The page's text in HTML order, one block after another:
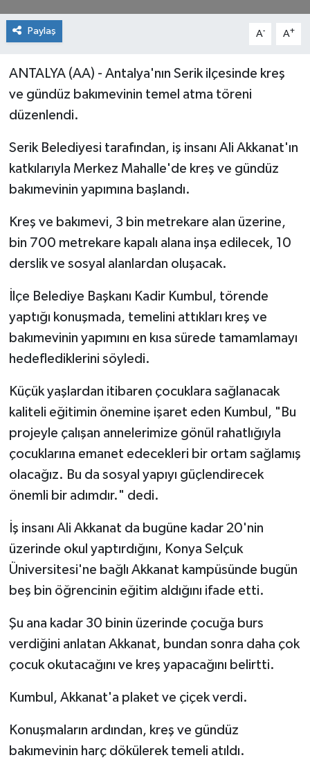
Paylaş A- A+
ANTALYA (AA) - Antalya'nın Serik ilçesinde kreş
ve gündüz bakımevinin temel atma töreni
düzenlendi.
Serik Belediyesi tarafından, iş insanı Ali Akkanat'ın
katkılarıyla Merkez Mahalle'de kreş ve gündüz
bakımevinin yapımına başlandı.
Kreş ve bakımevi, 3 bin metrekare alan üzerine,
bin 700 metrekare kapalı alana inşa edilecek, 10
derslik ve sosyal alanlardan oluşacak.
İlçe Belediye Başkanı Kadir Kumbul, törende
yaptığı konuşmada, temelini attıkları kreş ve
bakımevinin yapımını en kısa sürede tamamlamayı
hedeflediklerini söyledi.
Küçük yaşlardan itibaren çocuklara sağlanacak
kaliteli eğitimin önemine işaret eden Kumbul, "Bu
projeyle çalışan annelerimize gönül rahatlığıyla
çocuklarına emanet edecekleri bir ortam sağlamış
olacağız. Bu da sosyal yapıyı güçlendirecek
önemli bir adımdır." dedi.
İş insanı Ali Akkanat da bugüne kadar 20'nin
üzerinde okul yaptırdığını, Konya Selçuk
Üniversitesi'ne bağlı Akkanat kampüsünde bugün
beş bin öğrencinin eğitim aldığını ifade etti.
Şu ana kadar 30 binin üzerinde çocuğa burs
verdiğini anlatan Akkanat, bundan sonra daha çok
çocuk okutacağını ve kreş yapacağını belirtti.
Kumbul, Akkanat'a plaket ve çiçek verdi.
Konuşmaların ardından, kreş ve gündüz
bakımevinin harç dökülerek temeli atıldı.